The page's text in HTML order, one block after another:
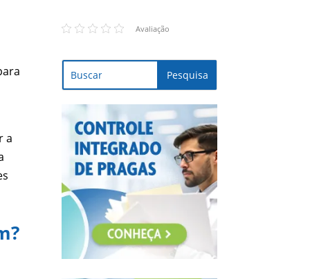
a
Avaliação